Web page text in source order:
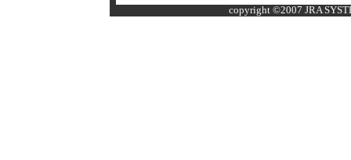
copyright ©2007 JRA